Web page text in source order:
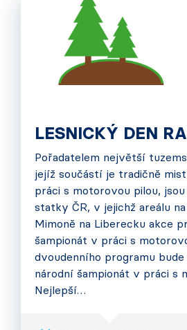
LESNICKÝ DEN
Pořadatelem největší
jejíž součástí je tradičně
práci s motorovou pilou,
statky ČR, v jejichž areálu
Mimoně na Liberecku akce
šampionát v práci s
dvoudenního programu
národní šampionát v práci s
Nejlepší…